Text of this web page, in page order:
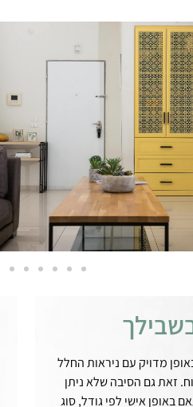
מדויק עם ניראות החלל
זאת גם הסיבה שלא ניתן
באופן אישי לפי גודל, סוג